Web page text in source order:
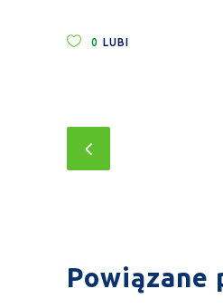
0 LUBI
Powiązane